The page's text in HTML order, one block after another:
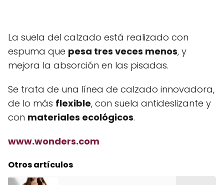
La suela del calzado está realizado con
espuma que pesa tres veces menos, y
mejora la absorción en las pisadas.
Se trata de una línea de calzado innovadora,
de lo más flexible, con suela antideslizante y
con materiales ecológicos.
www.wonders.com
Otros artículos